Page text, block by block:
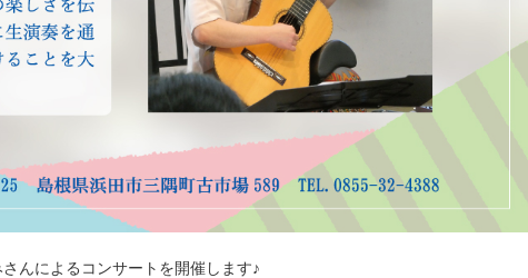
んによるコンサートを開催します♪